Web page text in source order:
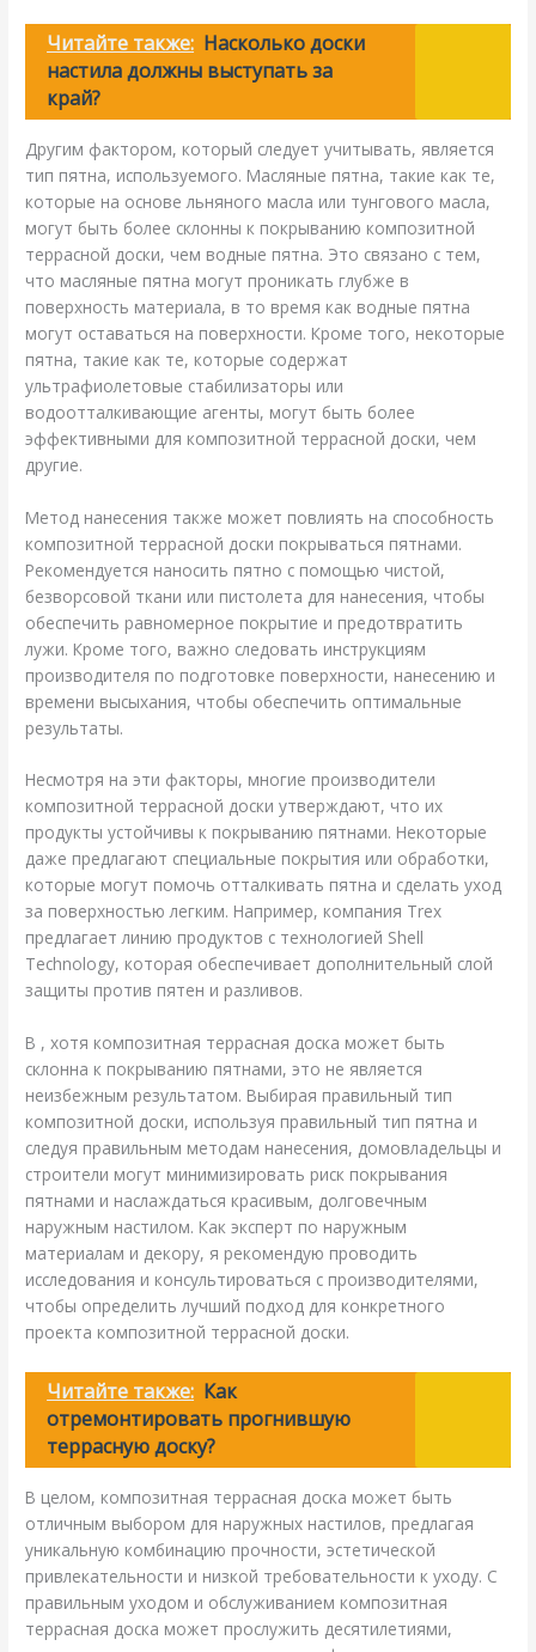
Читайте также: Насколько доски
настила должны выступать за
край?
Другим фактором, который следует учитывать, является
тип пятна, используемого. Масляные пятна, такие как те,
которые на основе льняного масла или тунгового масла,
могут быть более склонны к покрыванию композитной
террасной доски, чем водные пятна. Это связано с тем,
что масляные пятна могут проникать глубже в
поверхность материала, в то время как водные пятна
могут оставаться на поверхности. Кроме того, некоторые
пятна, такие как те, которые содержат
ультрафиолетовые стабилизаторы или
водоотталкивающие агенты, могут быть более
эффективными для композитной террасной доски, чем
другие.
Метод нанесения также может повлиять на способность
композитной террасной доски покрываться пятнами.
Рекомендуется наносить пятно с помощью чистой,
безворсовой ткани или пистолета для нанесения, чтобы
обеспечить равномерное покрытие и предотвратить
лужи. Кроме того, важно следовать инструкциям
производителя по подготовке поверхности, нанесению и
времени высыхания, чтобы обеспечить оптимальные
результаты.
Несмотря на эти факторы, многие производители
композитной террасной доски утверждают, что их
продукты устойчивы к покрыванию пятнами. Некоторые
даже предлагают специальные покрытия или обработки,
которые могут помочь отталкивать пятна и сделать уход
за поверхностью легким. Например, компания Trex
предлагает линию продуктов с технологией Shell
Technology, которая обеспечивает дополнительный слой
защиты против пятен и разливов.
В , хотя композитная террасная доска может быть
склонна к покрыванию пятнами, это не является
неизбежным результатом. Выбирая правильный тип
композитной доски, используя правильный тип пятна и
следуя правильным методам нанесения, домовладельцы и
строители могут минимизировать риск покрывания
пятнами и наслаждаться красивым, долговечным
наружным настилом. Как эксперт по наружным
материалам и декору, я рекомендую проводить
исследования и консультироваться с производителями,
чтобы определить лучший подход для конкретного
проекта композитной террасной доски.
Читайте также: Как
отремонтировать прогнившую
террасную доску?
В целом, композитная террасная доска может быть
отличным выбором для наружных настилов, предлагая
уникальную комбинацию прочности, эстетической
привлекательности и низкой требовательности к уходу. С
правильным уходом и обслуживанием композитная
террасная доска может прослужить десятилетиями,